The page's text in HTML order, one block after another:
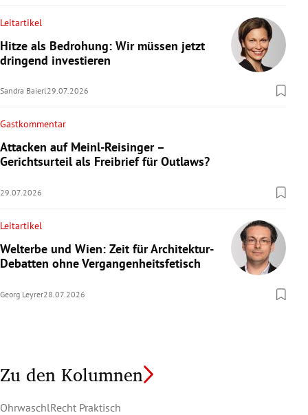
Leitartikel
Hitze als Bedrohung: Wir müssen jetzt
dringend investieren
Sandra Baierl29.07.2026
Gastkommentar
Attacken auf Meinl-Reisinger –
Gerichtsurteil als Freibrief für Outlaws?
29.07.2026
Leitartikel
Welterbe und Wien: Zeit für Architektur-
Debatten ohne Vergangenheitsfetisch
Georg Leyrer28.07.2026
Zu den Kolumnen
OhrwaschlRecht Praktisch